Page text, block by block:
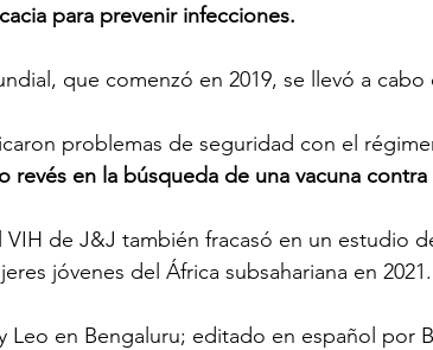
para prevenir infecciones.
que comenzó en 2019, se llevó a
problemas de seguridad con el
revés en la búsqueda de una vacuna contra
VIH de J&J también fracasó en un estudio
jóvenes del África subsahariana en 2021.
Leo en Bengaluru; editado en español por